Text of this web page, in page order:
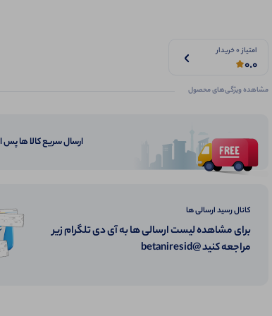
امتیاز 0 خریدار
0.0
مشاهده ویژگی‌های محصول
ارسال سریع کالا ها
کانال رسید ارسالی ها
برای مشاهده لیست ارسالی ها به آی دی تلگرام زیر
مراجعه کنید @betaniresid